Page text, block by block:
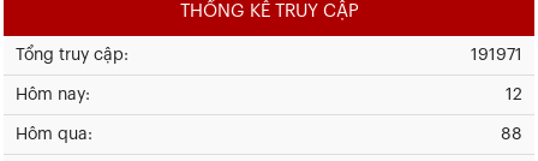
THỐNG KÊ TRUY CẬP
191971
Tổng truy cập:
12
Hôm nay:
88
Hôm qua: